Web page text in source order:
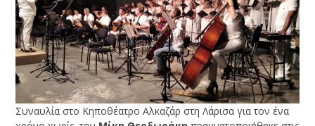
Συναυλία στο Κηποθέατρο Αλκαζάρ στη Λάρισα για τον ένα